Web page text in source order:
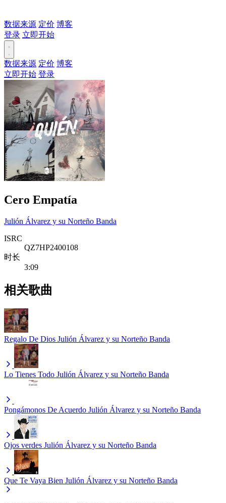
数据来源 定价 博客
登录 立即开始
数据来源 定价 博客
立即开始 登录
Cero Empatía
Julión Álvarez y su Norteño Banda
ISRC
QZ7HP2400108
时长
3:09
相关歌曲
Regalo De Dios Julión Álvarez y su Norteño Banda
Lo Tienes Todo Julión Álvarez y su Norteño Banda
Pongámonos De Acuerdo Julión Álvarez y su Norteño Banda
Ojos verdes Julión Álvarez y su Norteño Banda
Que Te Vaya Bien Julión Álvarez y su Norteño Banda